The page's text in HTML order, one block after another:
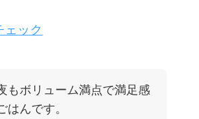
ェック
もボリューム満点で満足感
はんです。